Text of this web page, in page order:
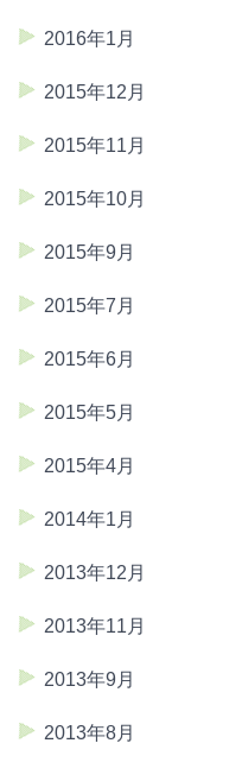
2016年1月
2015年12月
2015年11月
2015年10月
2015年9月
2015年7月
2015年6月
2015年5月
2015年4月
2014年1月
2013年12月
2013年11月
2013年9月
2013年8月